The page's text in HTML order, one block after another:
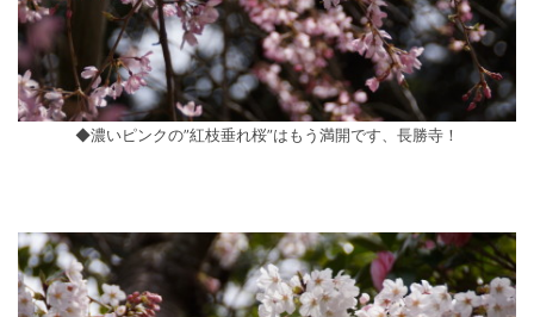
◆濃いピンクの”紅枝垂れ桜”はもう満開です、長勝寺！